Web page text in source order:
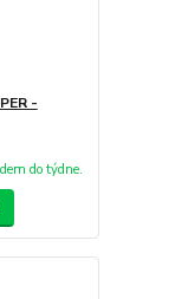
-
do týdne.